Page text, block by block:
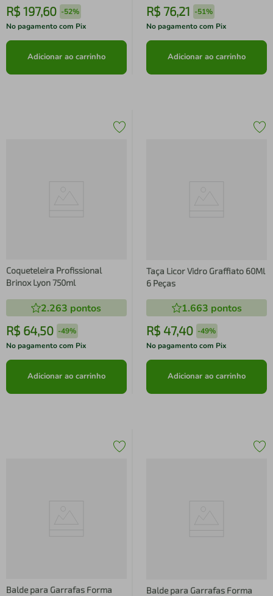
R$ 197,60 -52%
No pagamento com Pix
Adicionar ao carrinho
R$ 76,21 -51%
No pagamento com Pix
Adicionar ao carrinho
Coqueteleira Profissional
Brinox Lyon 750ml
2.263 pontos
R$ 64,50 -49%
No pagamento com Pix
Adicionar ao carrinho
Taça Licor Vidro Graffiato 60Ml
6 Peças
1.663 pontos
R$ 47,40 -49%
No pagamento com Pix
Adicionar ao carrinho
Balde para Garrafas Forma
Balde para Garrafas Forma